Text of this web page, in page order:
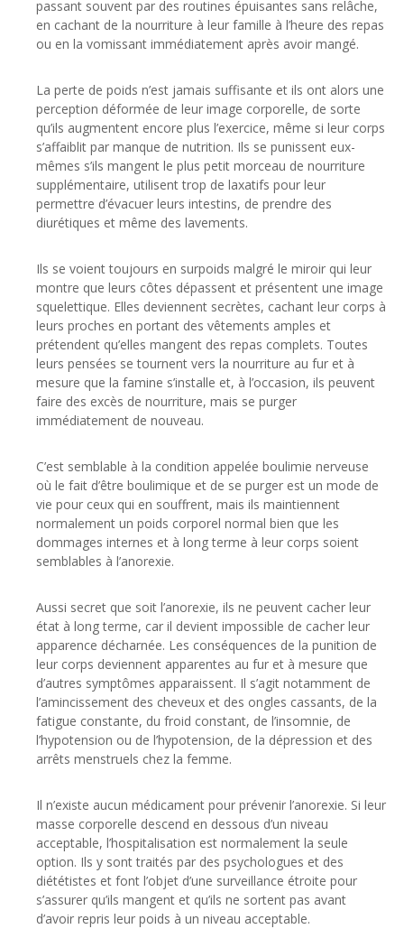
passant souvent par des routines épuisantes sans relâche,
en cachant de la nourriture à leur famille à l’heure des repas
ou en la vomissant immédiatement après avoir mangé.
La perte de poids n’est jamais suffisante et ils ont alors une
perception déformée de leur image corporelle, de sorte
qu’ils augmentent encore plus l’exercice, même si leur corps
s’affaiblit par manque de nutrition. Ils se punissent eux-
mêmes s’ils mangent le plus petit morceau de nourriture
supplémentaire, utilisent trop de laxatifs pour leur
permettre d’évacuer leurs intestins, de prendre des
diurétiques et même des lavements.
Ils se voient toujours en surpoids malgré le miroir qui leur
montre que leurs côtes dépassent et présentent une image
squelettique. Elles deviennent secrètes, cachant leur corps à
leurs proches en portant des vêtements amples et
prétendent qu’elles mangent des repas complets. Toutes
leurs pensées se tournent vers la nourriture au fur et à
mesure que la famine s’installe et, à l’occasion, ils peuvent
faire des excès de nourriture, mais se purger
immédiatement de nouveau.
C’est semblable à la condition appelée boulimie nerveuse
où le fait d’être boulimique et de se purger est un mode de
vie pour ceux qui en souffrent, mais ils maintiennent
normalement un poids corporel normal bien que les
dommages internes et à long terme à leur corps soient
semblables à l’anorexie.
Aussi secret que soit l’anorexie, ils ne peuvent cacher leur
état à long terme, car il devient impossible de cacher leur
apparence décharnée. Les conséquences de la punition de
leur corps deviennent apparentes au fur et à mesure que
d’autres symptômes apparaissent. Il s’agit notamment de
l’amincissement des cheveux et des ongles cassants, de la
fatigue constante, du froid constant, de l’insomnie, de
l’hypotension ou de l’hypotension, de la dépression et des
arrêts menstruels chez la femme.
Il n’existe aucun médicament pour prévenir l’anorexie. Si leur
masse corporelle descend en dessous d’un niveau
acceptable, l’hospitalisation est normalement la seule
option. Ils y sont traités par des psychologues et des
diététistes et font l’objet d’une surveillance étroite pour
s’assurer qu’ils mangent et qu’ils ne sortent pas avant
d’avoir repris leur poids à un niveau acceptable.